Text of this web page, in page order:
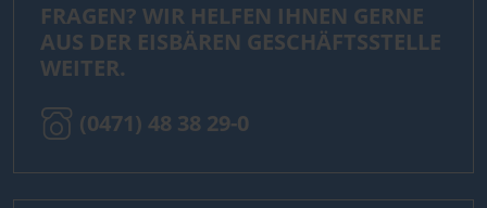
FRAGEN? WIR HELFEN IHNEN GERNE
AUS DER EISBÄREN GESCHÄFTSSTELLE
WEITER.
(0471) 48 38 29-0